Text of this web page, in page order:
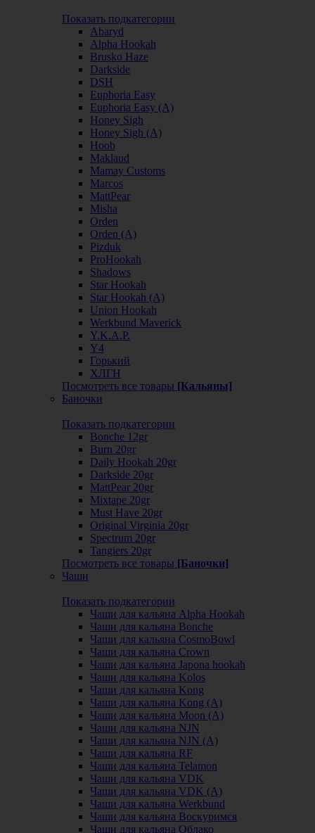
Показать подкатегории
Abaryd
Alpha Hookah
Brusko Haze
Darkside
DSH
Euphoria Easy
Euphoria Easy (А)
Honey Sigh
Honey Sigh (А)
Hoob
Maklaud
Mamay Customs
Marcos
MattPear
Misha
Orden
Orden (А)
Pizduk
ProHookah
Shadows
Star Hookah
Star Hookah (А)
Union Hookah
Werkbund Maverick
Y.K.A.P.
Y4
Горький
ХЛГН
Посмотреть все товары [Кальяны]
Баночки
Показать подкатегории
Bonche 12gr
Burn 20gr
Daily Hookah 20gr
Darkside 20gr
MattPear 20gr
Mixtape 20gr
Must Have 20gr
Original Virginia 20gr
Spectrum 20gr
Tangiers 20gr
Посмотреть все товары [Баночки]
Чаши
Показать подкатегории
Чаши для кальяна Alpha Hookah
Чаши для кальяна Bonche
Чаши для кальяна CosmoBowl
Чаши для кальяна Crown
Чаши для кальяна Japona hookah
Чаши для кальяна Kolos
Чаши для кальяна Kong
Чаши для кальяна Kong (A)
Чаши для кальяна Moon (А)
Чаши для кальяна NJN
Чаши для кальяна NJN (А)
Чаши для кальяна RF
Чаши для кальяна Telamon
Чаши для кальяна VDK
Чаши для кальяна VDK (А)
Чаши для кальяна Werkbund
Чаши для кальяна Воскуримся
Чаши для кальяна Облако